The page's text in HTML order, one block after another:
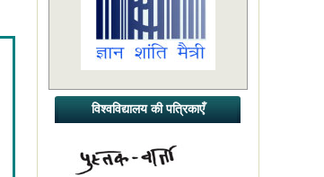
विश्वविद्यालय की पत्रिकाएँ